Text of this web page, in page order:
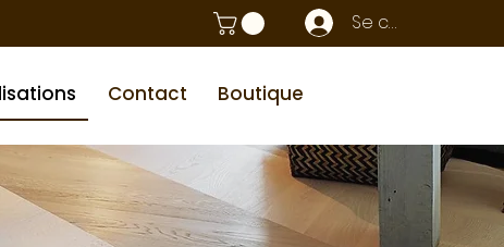
Contact Boutique
Se connecter